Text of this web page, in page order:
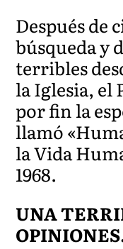
Después de
búsqueda y
terribles
la Iglesia, el
por fin la
llamó
la Vida
1968.
UNA